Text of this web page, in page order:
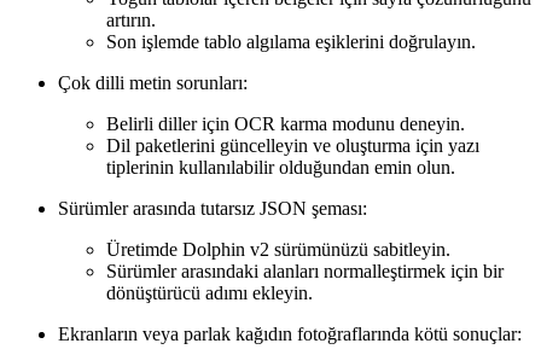
artırın.
Son işlemde tablo algılama eşiklerini doğrulayın.
Çok dilli metin sorunları:
Belirli diller için OCR karma modunu deneyin.
Dil paketlerini güncelleyin ve oluşturma için yazı
tiplerinin kullanılabilir olduğundan emin olun.
Sürümler arasında tutarsız JSON şeması:
Üretimde Dolphin v2 sürümünüzü sabitleyin.
Sürümler arasındaki alanları normalleştirmek için bir
dönüştürücü adımı ekleyin.
Ekranların veya parlak kağıdın fotoğraflarında kötü sonuçlar: